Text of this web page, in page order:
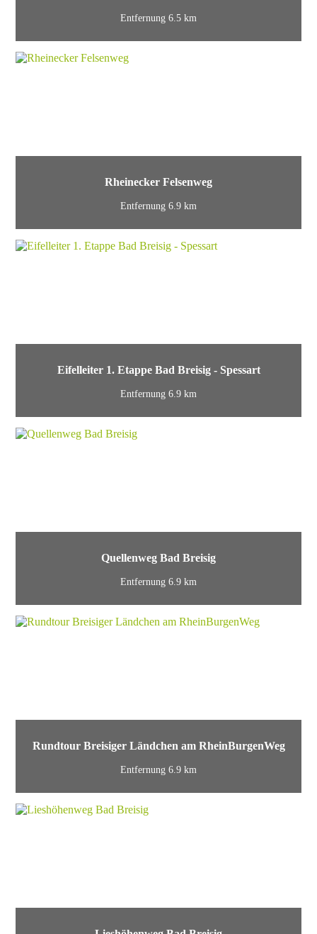
Entfernung 6.5 km
Rheinecker Felsenweg
Entfernung 6.9 km
Eifelleiter 1. Etappe Bad Breisig - Spessart
Entfernung 6.9 km
Quellenweg Bad Breisig
Entfernung 6.9 km
Rundtour Breisiger Ländchen am RheinBurgenWeg
Entfernung 6.9 km